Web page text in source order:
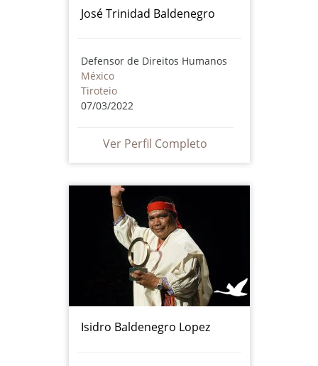
José Trinidad Baldenegro
Defensor de Direitos Humanos
México
Tiroteio
07/03/2022
Ver Perfil Completo
Isidro Baldenegro Lopez